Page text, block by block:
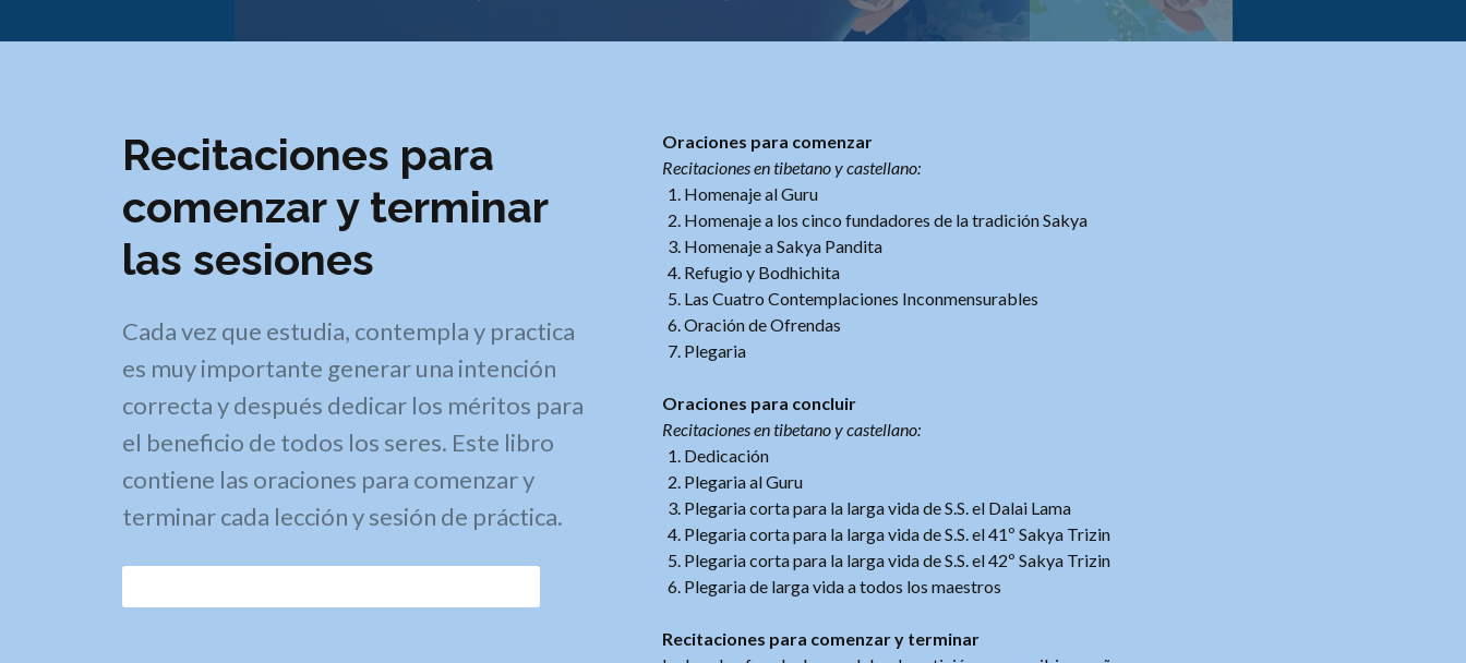
Recitaciones para
comenzar y terminar
las sesiones
Cada vez que estudia, contempla y practica
es muy importante generar una intención
correcta y después dedicar los méritos para
el beneficio de todos los seres. Este libro
contiene las oraciones para comenzar y
terminar cada lección y sesión de práctica.
Oraciones para comenzar
Recitaciones en tibetano y castellano:
Homenaje al Guru
Homenaje a los cinco fundadores de la tradición Sakya
Homenaje a Sakya Pandita
Refugio y Bodhichita
Las Cuatro Contemplaciones Inconmensurables
Oración de Ofrendas
Plegaria
Oraciones para concluir
Recitaciones en tibetano y castellano:
Dedicación
Plegaria al Guru
Plegaria corta para la larga vida de S.S. el Dalai Lama
Plegaria corta para la larga vida de S.S. el 41º Sakya Trizin
Plegaria corta para la larga vida de S.S. el 42º Sakya Trizin
Plegaria de larga vida a todos los maestros
Recitaciones para comenzar y terminar